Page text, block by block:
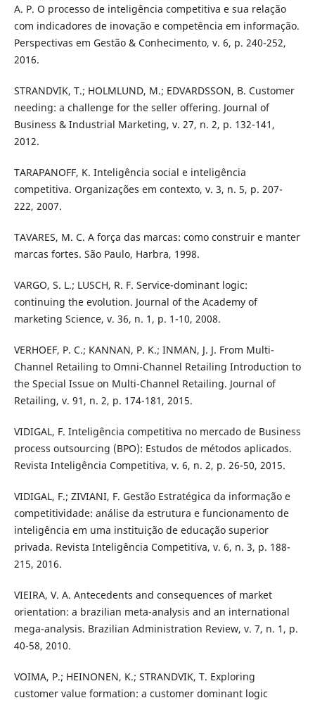
A. P. O processo de inteligência competitiva e sua relação
com indicadores de inovação e competência em informação.
Perspectivas em Gestão & Conhecimento, v. 6, p. 240-252,
2016.
STRANDVIK, T.; HOLMLUND, M.; EDVARDSSON, B. Customer
needing: a challenge for the seller offering. Journal of
Business & Industrial Marketing, v. 27, n. 2, p. 132-141,
2012.
TARAPANOFF, K. Inteligência social e inteligência
competitiva. Organizações em contexto, v. 3, n. 5, p. 207-
222, 2007.
TAVARES, M. C. A força das marcas: como construir e manter
marcas fortes. São Paulo, Harbra, 1998.
VARGO, S. L.; LUSCH, R. F. Service-dominant logic:
continuing the evolution. Journal of the Academy of
marketing Science, v. 36, n. 1, p. 1-10, 2008.
VERHOEF, P. C.; KANNAN, P. K.; INMAN, J. J. From Multi-
Channel Retailing to Omni-Channel Retailing Introduction to
the Special Issue on Multi-Channel Retailing. Journal of
Retailing, v. 91, n. 2, p. 174-181, 2015.
VIDIGAL, F. Inteligência competitiva no mercado de Business
process outsourcing (BPO): Estudos de métodos aplicados.
Revista Inteligência Competitiva, v. 6, n. 2, p. 26-50, 2015.
VIDIGAL, F.; ZIVIANI, F. Gestão Estratégica da informação e
competitividade: análise da estrutura e funcionamento de
inteligência em uma instituição de educação superior
privada. Revista Inteligência Competitiva, v. 6, n. 3, p. 188-
215, 2016.
VIEIRA, V. A. Antecedents and consequences of market
orientation: a brazilian meta-analysis and an international
mega-analysis. Brazilian Administration Review, v. 7, n. 1, p.
40-58, 2010.
VOIMA, P.; HEINONEN, K.; STRANDVIK, T. Exploring
customer value formation: a customer dominant logic